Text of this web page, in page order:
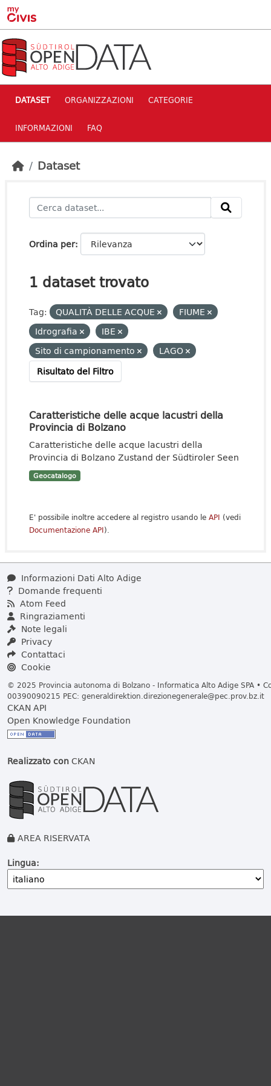
Skip to main content
DATASET ORGANIZZAZIONI CATEGORIE
INFORMAZIONI FAQ
Dataset
Ordina per
1 dataset trovato
Tag: QUALITÀ DELLE ACQUE
FIUME
Idrografia
IBE
Sito di campionamento
LAGO
Risultato del Filtro
Caratteristiche delle acque lacustri della
Provincia di Bolzano
Caratteristiche delle acque lacustri della
Provincia di Bolzano Zustand der Südtiroler Seen
Geocatalogo
E' possibile inoltre accedere al registro usando le API (vedi
Documentazione API).
Informazioni Dati Alto Adige
Domande frequenti
Atom Feed
Ringraziamenti
Note legali
Privacy
Contattaci
Cookie
© 2025 Provincia autonoma di Bolzano - Informatica Alto Adige SPA •
00390090215 PEC: generaldirektion.direzionegenerale@pec.prov.bz.it
CKAN API
Open Knowledge Foundation
Realizzato conCKAN
AREA RISERVATA
Lingua